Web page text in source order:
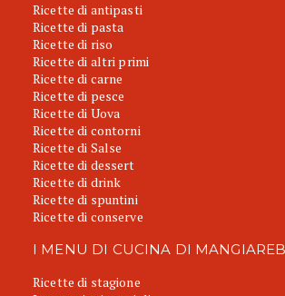
Ricette di antipasti
Ricette di pasta
Ricette di riso
Ricette di altri primi
Ricette di carne
Ricette di pesce
Ricette di Uova
Ricette di contorni
Ricette di Salse
Ricette di dessert
Ricette di drink
Ricette di spuntini
Ricette di conserve
I MENU DI CUCINA DI
Ricette di stagione